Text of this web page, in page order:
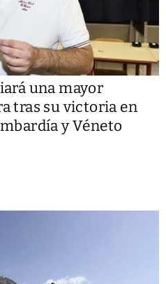
una mayor
tras su victoria en
y Véneto